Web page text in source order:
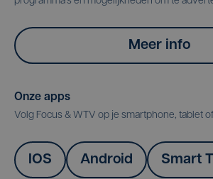
Meer info
Onze apps
Volg Focus & WTV op je smartphone, tablet
IOS Android Smart